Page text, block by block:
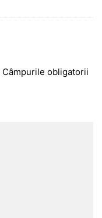
Câmpurile obligatorii